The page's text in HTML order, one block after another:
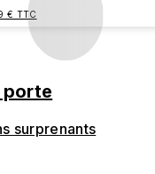
€ TTC
porte
surprenants